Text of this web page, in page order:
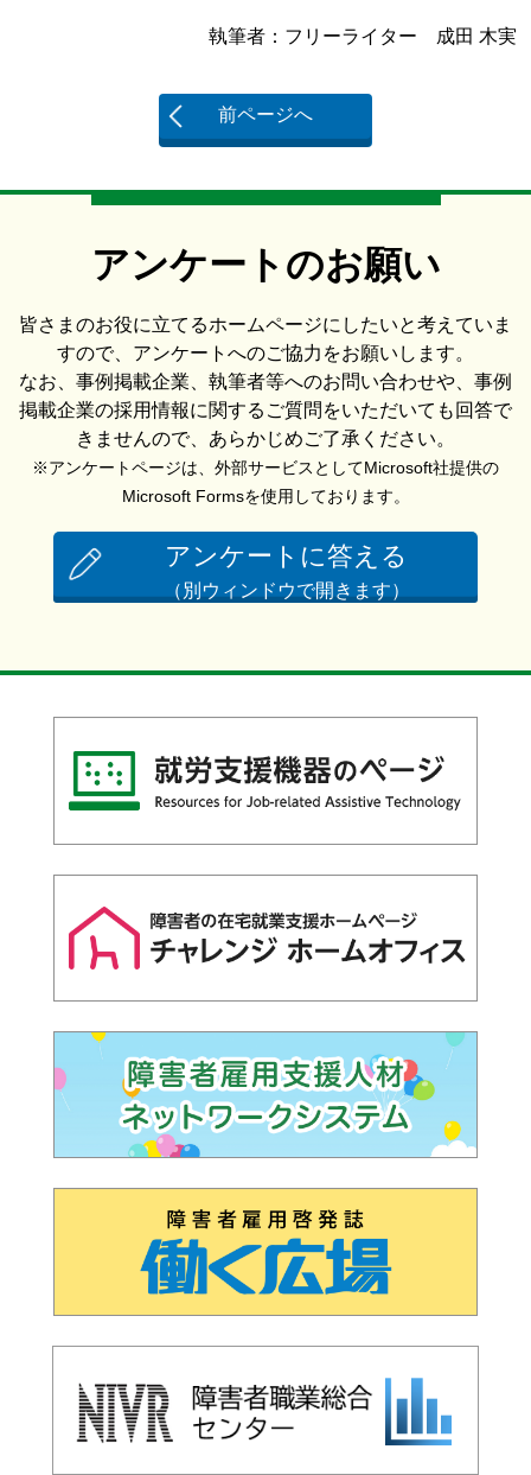
執筆者：フリーライター 成田 木実
前ページへ
アンケートのお願い
皆さまのお役に立てるホームページにしたいと考えていま
すので、アンケートへのご協力をお願いします。
なお、事例掲載企業、執筆者等へのお問い合わせや、事例
掲載企業の採用情報に関するご質問をいただいても回答で
きませんので、あらかじめご了承ください。
※アンケートページは、外部サービスとしてMicrosoft社提供の
Microsoft Formsを使用しております。
アンケートに答える
（別ウィンドウで開きます）